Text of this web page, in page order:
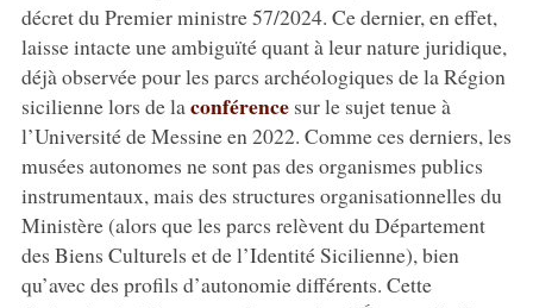
décret du Premier ministre 57/2024. Ce dernier, en effet,
laisse intacte une ambiguïté quant à leur nature juridique,
déjà observée pour les parcs archéologiques de la Région
sicilienne lors de la conférencesur le sujet tenue à
l’Université de Messine en 2022. Comme ces derniers, les
musées autonomes ne sont pas des organismes publics
instrumentaux, mais des structures organisationnelles du
Ministère (alors que les parcs relèvent du Département
des Biens Culturels et de l’Identité Sicilienne), bien
qu’avec des profils d’autonomie différents. Cette